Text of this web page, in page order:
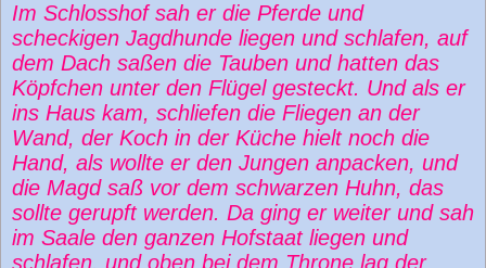
Im Schlosshof sah er die Pferde und
scheckigen Jagdhunde liegen und schlafen, auf
dem Dach saßen die Tauben und hatten das
Köpfchen unter den Flügel gesteckt. Und als er
ins Haus kam, schliefen die Fliegen an der
Wand, der Koch in der Küche hielt noch die
Hand, als wollte er den Jungen anpacken, und
die Magd saß vor dem schwarzen Huhn, das
sollte gerupft werden. Da ging er weiter und sah
im Saale den ganzen Hofstaat liegen und
schlafen, und oben bei dem Throne lag der